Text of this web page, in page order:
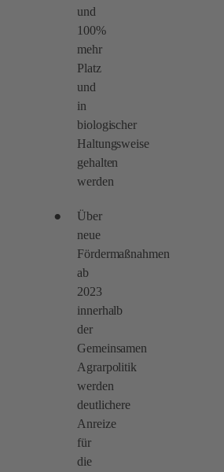
und
100%
mehr
Platz
und
in
biologischer
Haltungsweise
gehalten
werden
Über
neue
Fördermaßnahmen
ab
2023
innerhalb
der
Gemeinsamen
Agrarpolitik
werden
deutlichere
Anreize
für
die